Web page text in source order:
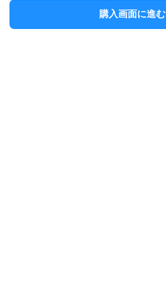
購入画面に進む
購入画面に進む